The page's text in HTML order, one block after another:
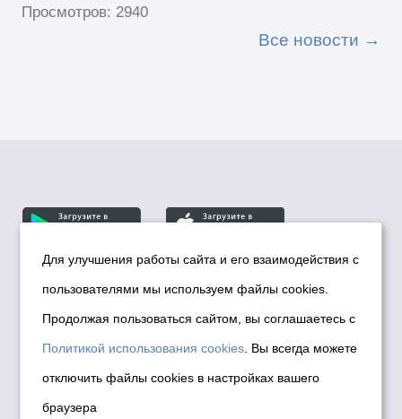
Просмотров: 2940
Все новости
© Департамент информационной политики мэрии
города Новосибирска, 2026
Политика использования Cookies
Политика по обработке персональных
данных в информационных системах
мэрии города Новосибирска
Для улучшения работы сайта и его взаимодействия с
пользователями мы используем файлы cookies.
Продолжая пользоваться сайтом, вы соглашаетесь с
Политикой использования cookies . Вы всегда можете
отключить файлы cookies в настройках вашего
браузера